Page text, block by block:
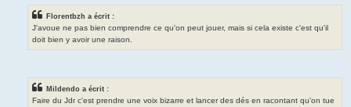
Florentbzh a écrit :
J'avoue ne pas bien comprendre ce qu'on peut jouer, mais si cela existe c'est qu'il
doit bien y avoir une raison.
Mildendo a écrit :
Faire du Jdr c'est prendre une voix bizarre et lancer des dés en racontant qu'on tue